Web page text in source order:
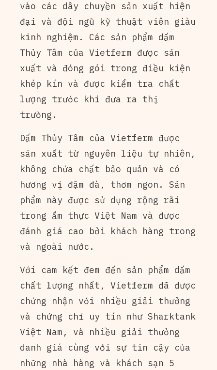
vào các dây chuyền sản xuất hiện
đại và đội ngũ kỹ thuật viên giàu
kinh nghiệm. Các sản phẩm dấm
Thủy Tâm của Vietferm được sản
xuất và đóng gói trong điều kiện
khép kín và được kiểm tra chất
lượng trước khi đưa ra thị
trường.
Dấm Thủy Tâm của Vietferm được
sản xuất từ nguyên liệu tự nhiên,
không chứa chất bảo quản và có
hương vị đậm đà, thơm ngon. Sản
phẩm này được sử dụng rộng rãi
trong ẩm thực Việt Nam và được
đánh giá cao bởi khách hàng trong
và ngoài nước.
Với cam kết đem đến sản phẩm dấm
chất lượng nhất, Vietferm đã được
chứng nhận với nhiều giải thưởng
và chứng chỉ uy tín như Sharktank
Việt Nam, và nhiều giải thưởng
danh giá cùng với sự tin cậy của
những nhà hàng và khách sạn 5